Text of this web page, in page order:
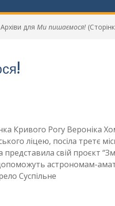
Архіви для Ми пишаємося!
Кривого Рогу Вероніка
ліцею, посіла третє
представила свій проєкт
астрономам-
Суспільне